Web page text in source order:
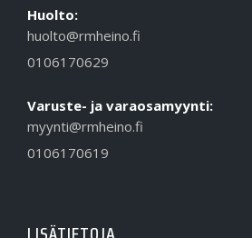
Huolto:
huolto@rmheino.fi
0106170629
Varuste- ja varaosamyynti:
myynti@rmheino.fi
0106170619